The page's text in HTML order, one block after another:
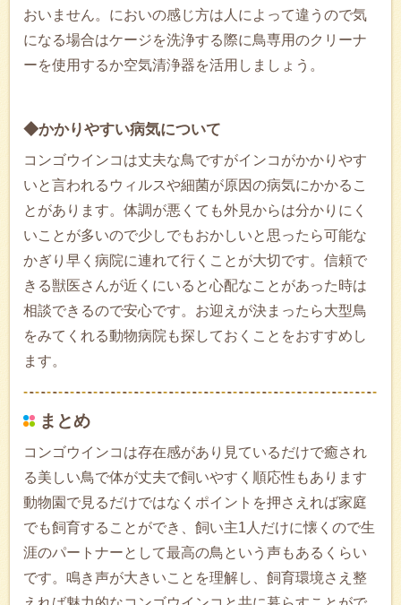
おいません。においの感じ方は人によって違うので気
になる場合はケージを洗浄する際に鳥専用のクリーナ
ーを使用するか空気清浄器を活用しましょう。
◆かかりやすい病気について
コンゴウインコは丈夫な鳥ですがインコがかかりやす
いと言われるウィルスや細菌が原因の病気にかかるこ
とがあります。体調が悪くても外見からは分かりにく
いことが多いので少しでもおかしいと思ったら可能な
かぎり早く病院に連れて行くことが大切です。信頼で
きる獣医さんが近くにいると心配なことがあった時は
相談できるので安心です。お迎えが決まったら大型鳥
をみてくれる動物病院も探しておくことをおすすめし
ます。
まとめ
コンゴウインコは存在感があり見ているだけで癒され
る美しい鳥で体が丈夫で飼いやすく順応性もあります
動物園で見るだけではなくポイントを押さえれば家庭
でも飼育することができ、飼い主1人だけに懐くので生
涯のパートナーとして最高の鳥という声もあるくらい
です。鳴き声が大きいことを理解し、飼育環境さえ整